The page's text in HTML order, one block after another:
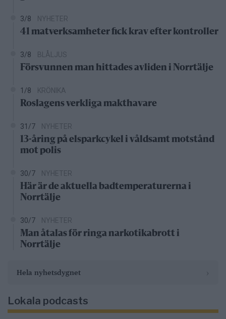
3/8 NYHETER
41 matverksamheter fick krav efter kontroller
3/8 BLÅLJUS
Försvunnen man hittades avliden i Norrtälje
1/8 KRÖNIKA
Roslagens verkliga makthavare
31/7 NYHETER
13-åring på elsparkcykel i våldsamt motstånd
mot polis
30/7 NYHETER
Här är de aktuella badtemperaturerna i
Norrtälje
30/7 NYHETER
Man åtalas för ringa narkotikabrott i
Norrtälje
Hela nyhetsdygnet
Lokala podcasts